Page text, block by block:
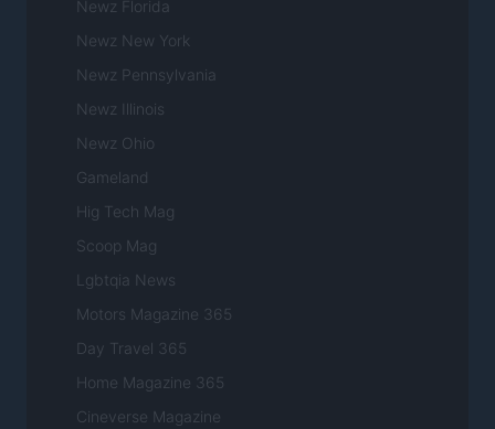
Newz Florida
Newz New York
Newz Pennsylvania
Newz Illinois
Newz Ohio
Gameland
Hig Tech Mag
Scoop Mag
Lgbtqia News
Motors Magazine 365
Day Travel 365
Home Magazine 365
Cineverse Magazine